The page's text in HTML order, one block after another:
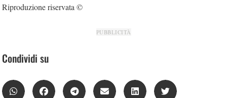
Riproduzione riservata ©
PUBBLICITÀ
Condividi su